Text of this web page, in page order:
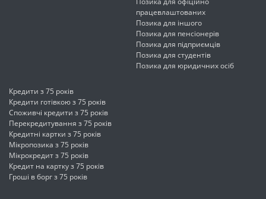
працевлаштованих
Позика для іншого
Позика для пенсіонерів
Позика для підприємців
Позика для студентів
Позика для юридичних осіб
Кредити з 75 років
Кредити готівкою з 75 років
Споживчі кредити з 75 років
Перекредитування з 75 років
Кредитні картки з 75 років
Мікропозика з 75 років
Мікрокредит з 75 років
Кредит на картку з 75 років
Гроші в борг з 75 років